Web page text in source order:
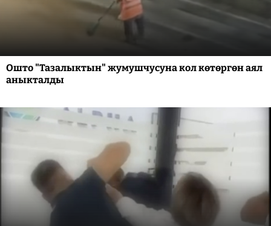
Ошто "Тазалыктын" жумушчусуна кол көтөргөн аял
аныкталды